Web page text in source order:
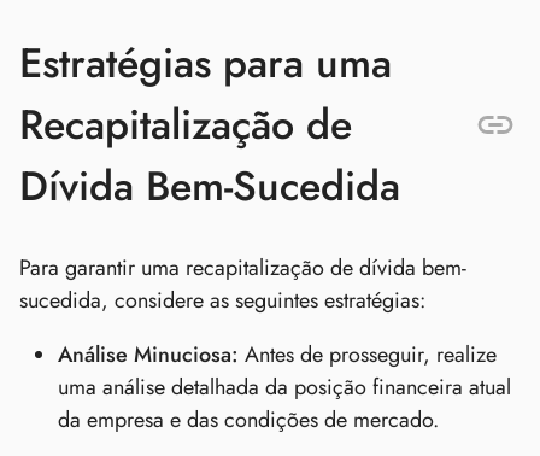
Estratégias para uma
Recapitalização de
Dívida Bem-Sucedida
Para garantir uma recapitalização de dívida bem-
sucedida, considere as seguintes estratégias:
Análise Minuciosa: Antes de prosseguir, realize
uma análise detalhada da posição financeira atual
da empresa e das condições de mercado.